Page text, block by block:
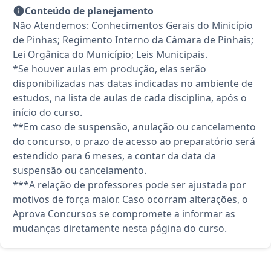
Conteúdo de planejamento
Não Atendemos: Conhecimentos Gerais do Minicípio
de Pinhas; Regimento Interno da Câmara de Pinhais;
Lei Orgânica do Município; Leis Municipais.
*Se houver aulas em produção, elas serão
disponibilizadas nas datas indicadas no ambiente de
estudos, na lista de aulas de cada disciplina, após o
início do curso.
**Em caso de suspensão, anulação ou cancelamento
do concurso, o prazo de acesso ao preparatório será
estendido para 6 meses, a contar da data da
suspensão ou cancelamento.
***A relação de professores pode ser ajustada por
motivos de força maior. Caso ocorram alterações, o
Aprova Concursos se compromete a informar as
mudanças diretamente nesta página do curso.